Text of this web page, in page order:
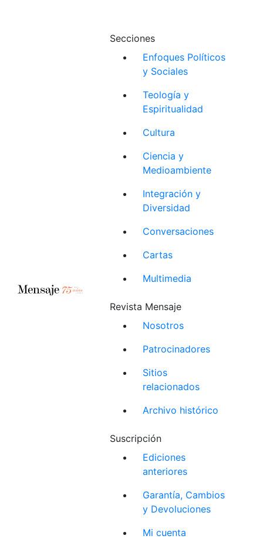
Secciones
Enfoques Políticos
y Sociales
Teología y
Espiritualidad
Cultura
Ciencia y
Medioambiente
Integración y
Diversidad
Conversaciones
Cartas
Multimedia
Revista Mensaje
Nosotros
Patrocinadores
Sitios
relacionados
Archivo histórico
Suscripción
Ediciones
anteriores
Garantía, Cambios
y Devoluciones
Mi cuenta